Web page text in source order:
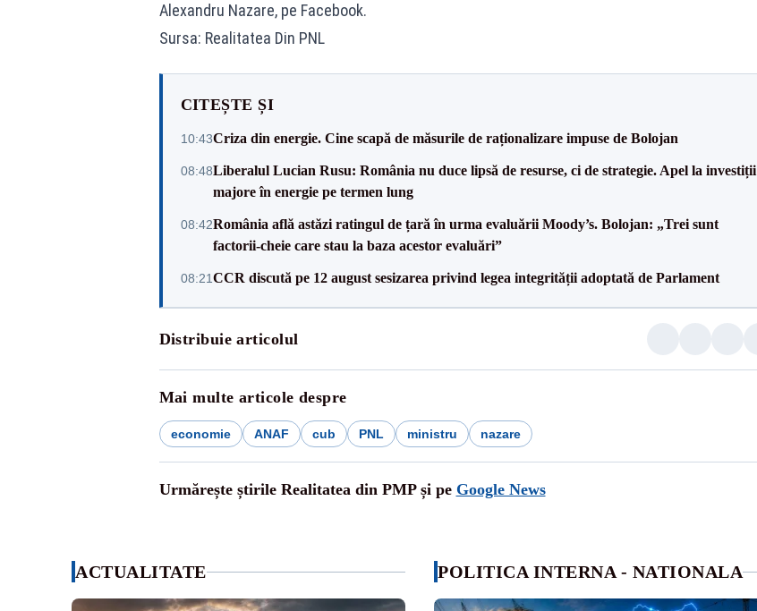
Alexandru Nazare, pe Facebook.
Sursa: Realitatea Din PNL
CITEȘTE ȘI
10:43Criza din energie. Cine scapă de măsurile de raționalizare impuse de Bolojan
08:48Liberalul Lucian Rusu: România nu duce lipsă de resurse, ci de strategie. Apel la investiții
majore în energie pe termen lung
08:42România află astăzi ratingul de țară în urma evaluării Moody’s. Bolojan: „Trei sunt
factorii-cheie care stau la baza acestor evaluări”
08:21CCR discută pe 12 august sesizarea privind legea integrității adoptată de Parlament
Distribuie articolul
Mai multe articole despre
economie ANAF cub PNL ministru nazare
Urmărește știrile Realitatea din PMP și pe Google News
ACTUALITATE POLITICA INTERNA - NATIONALA